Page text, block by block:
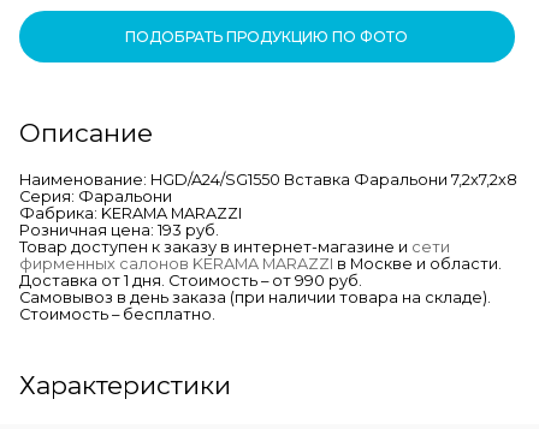
ПОДОБРАТЬ ПРОДУКЦИЮ ПО ФОТО
Описание
Наименование: HGD/A24/SG1550 Вставка Фаральони 7,2х7,2х8
Серия: Фаральони
Фабрика: KERAMA MARAZZI
Розничная цена: 193 руб.
Товар доступен к заказу в интернет-магазине и сети
фирменных салонов KERAMA MARAZZI в Москве и области.
Доставка от 1 дня. Стоимость – от 990 руб.
Самовывоз в день заказа (при наличии товара на складе).
Стоимость – бесплатно.
Характеристики